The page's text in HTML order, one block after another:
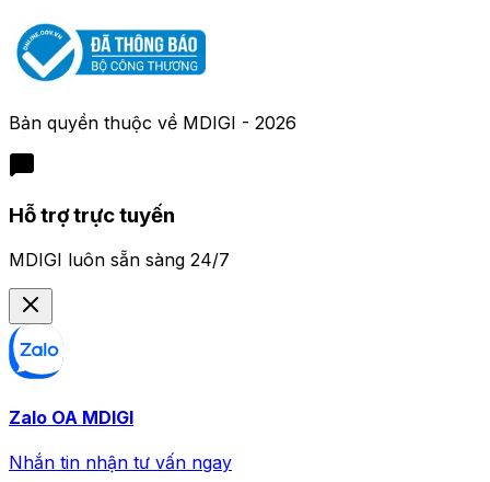
Bản quyền thuộc về MDIGI - 2026
Hỗ trợ trực tuyến
MDIGI luôn sẵn sàng 24/7
Zalo OA MDIGI
Nhắn tin nhận tư vấn ngay